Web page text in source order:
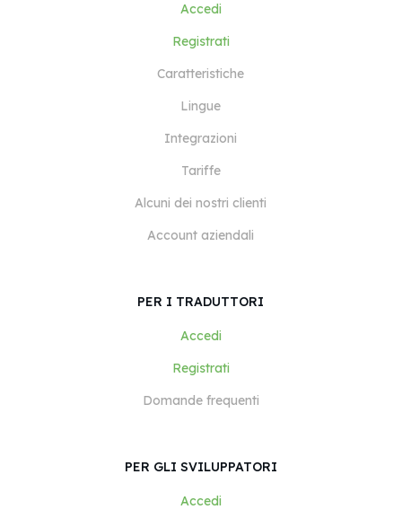
Accedi
Registrati
Caratteristiche
Lingue
Integrazioni
Tariffe
Alcuni dei nostri clienti
Account aziendali
PER I TRADUTTORI
Accedi
Registrati
Domande frequenti
PER GLI SVILUPPATORI
Accedi